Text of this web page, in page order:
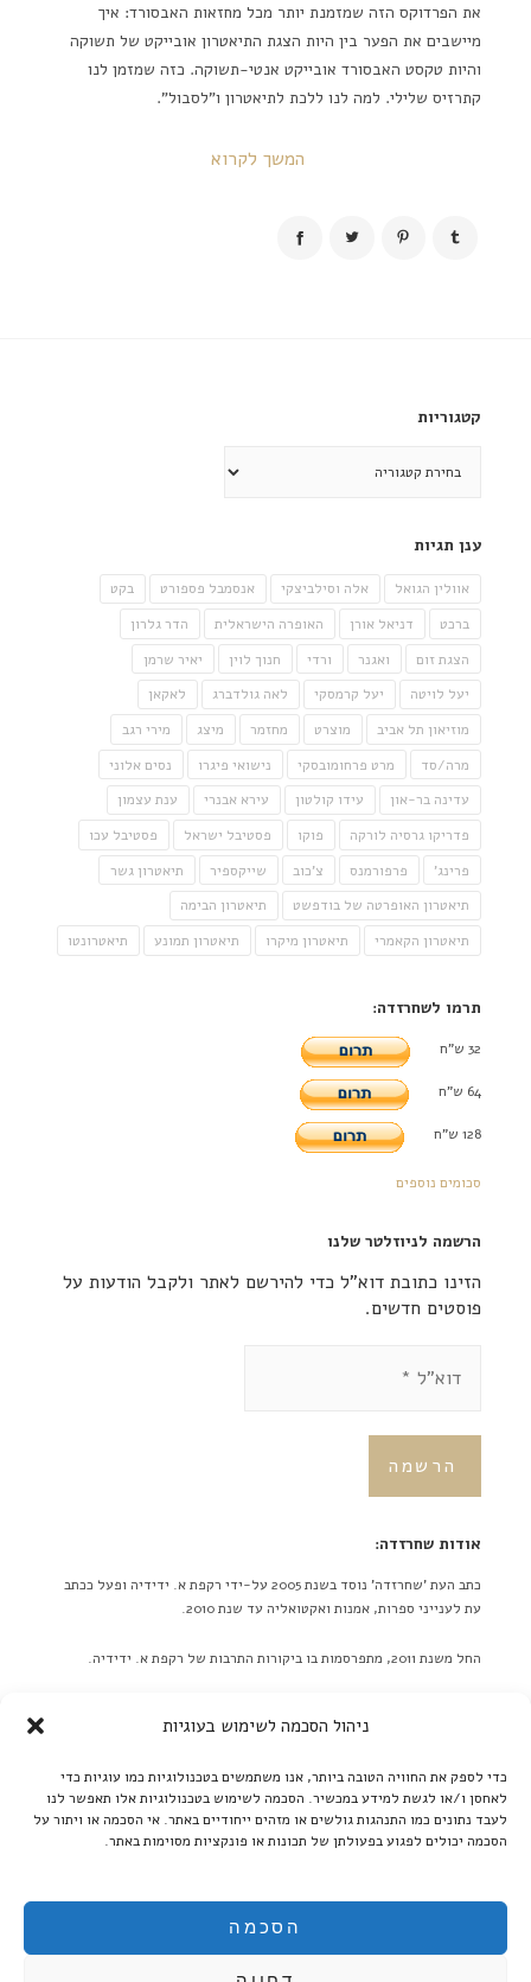
ניהול הסכמה לשימוש בעוגיות
כדי לספק את החוויה הטובה ביותר, אנו משתמשים בטכנולוגיות כמו עוגיות כדי
לאחסן ו/או לגשת למידע במכשיר. הסכמה לשימוש בטכנולוגיות אלו תאפשר לנו
לעבד נתונים כמו התנהגות גולשים או מזהים ייחודיים באתר. אי הסכמה או ויתור על
הסכמה יכולים לפגוע בפעולתן של תכונות או פונקציות מסוימות באתר.
הסכמה
את הפרדוקס הזה שמזמנת יותר מכל מחזאות האבסורד: איך
מיישבים את הפער בין היות הצגת התיאטרון אובייקט של תשוקה
והיות טקסט האבסורד אובייקט אנטי-תשוקה. כזה שמזמן לנו
קתרזיס שלילי. למה לנו ללכת לתיאטרון ו"לסבול".
המשך לקרוא
קטגוריות
ענן תגיות
אוולין הגואל אלה וסילביצקי אנסמבל פספורט
בקט
ברכט
דניאל אורן האופרה הישראלית
הדר גלרון
הצגת זום
ואגנר ורדי חנוך לוין
יאיר שרמן
יעל לויטה
יעל קרמסקי לאה גולדברג
לאקאן
מוזיאון תל אביב
מוצרט מחזמר מיצג
מירי רגב
מרה/סד
מרט פרחומובסקי נישואי פיגרו
נסים אלוני
עדינה בר-און
עידו קולטון עירא אבנרי
ענת עצמון
פדריקו גרסיה לורקה
פוקו פסטיבל ישראל
פסטיבל עכו
פרינג'
פרפורמנס צ'כוב שייקספיר
תיאטרון גשר
תיאטרון האופרטה של בודפשט
תיאטרון הבימה
תיאטרון הקאמרי
תיאטרון מיקרו תיאטרון תמונע תיאטרונטו
תרמו לשחרזדה:
32 ש"ח
64 ש"ח
128 ש"ח
סכומים נוספים
הרשמה לניוזלטר שלנו
הזינו כתובת דוא"ל כדי להירשם לאתר ולקבל הודעות על
פוסטים חדשים.
אודות שחרזדה:
כתב העת 'שחרזדה' נוסד בשנת 2005 על-ידי רקפת א. ידידיה ופעל ככתב
עת לענייני ספרות, אמנות ואקטואליה עד שנת 2010.
החל משנת 2011, מתפרסמות בו ביקורות התרבות של רקפת א. ידידיה.
כפריוויו, אלא ביקורות בלבד! ברם, ידיעות על אירועים שונים יתקבלו
קרא עוד ←
בקרו אותנו גם ב'בית אוצר - ספרים אלקטרוניים':